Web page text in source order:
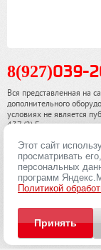
8(927)039-
Вся представленная на
дополнительного
условиях не является
437 (2) Гражданского
информации,
2013-2026. Все права
Политика
Этот сайт
просматривать
персональных
программ
Политикой
Принять